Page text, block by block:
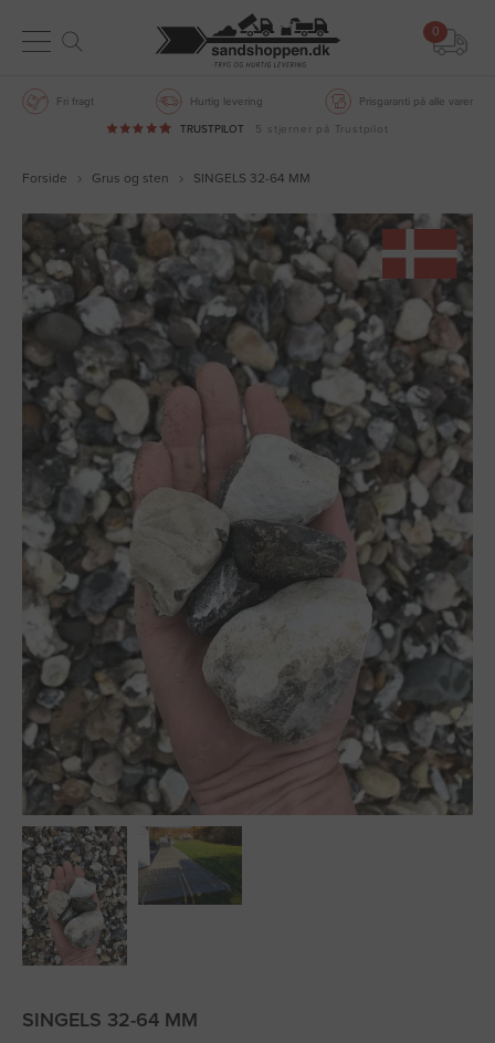
0
Fri fragt Hurtig levering Prisgaranti på alle varer
TRUSTPILOT 5 stjerner på Trustpilot
Forside Grus og sten SINGELS 32-64 MM
SINGELS 32-64 MM